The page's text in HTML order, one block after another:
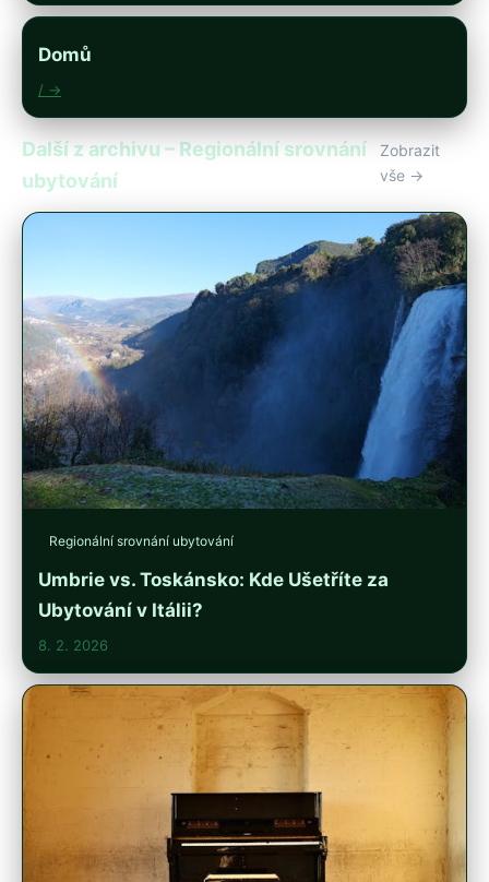
Domů
/ →
Další z archivu – Regionální srovnání
ubytování
Zobrazit
vše →
Regionální srovnání ubytování
Umbrie vs. Toskánsko: Kde Ušetříte za
Ubytování v Itálii?
8. 2. 2026